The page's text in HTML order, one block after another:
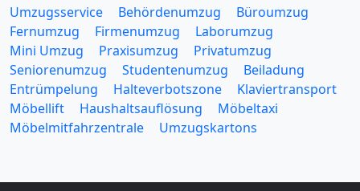
Umzugsservice Behördenumzug
Büroumzug
Fernumzug
Firmenumzug
Laborumzug
Mini Umzug
Praxisumzug
Privatumzug
Seniorenumzug
Studentenumzug
Beiladung
Entrümpelung
Halteverbotszone
Klaviertransport
Möbellift
Haushaltsauflösung
Möbeltaxi
Möbelmitfahrzentrale
Umzugskartons